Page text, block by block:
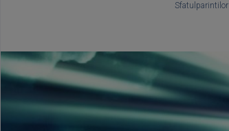
Sfatulparintilor